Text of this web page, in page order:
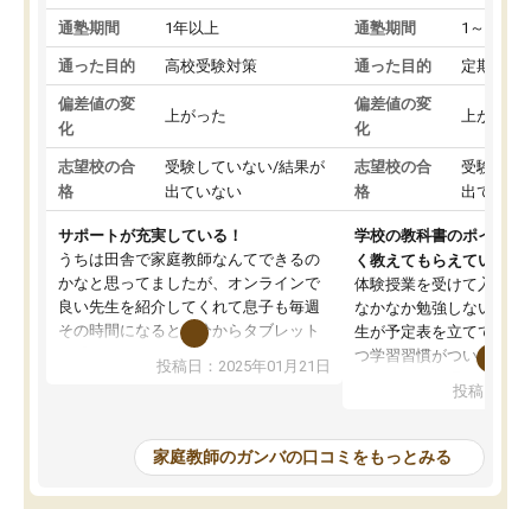
通塾期間 1年以上
通った目的 高校受験対策
偏差値の変
化
上がった
志望校の合
格
受験していない/結果が
出ていない
サポートが充実している！
うちは田舎で家庭教師なんてできるの
かなと思ってましたが、オンラインで
良い先生を紹介してくれて息子も毎週
その時間になると自分からタブレット
を開いてzoomを繋げるようになりまし
た！5科目なんでもOKなのもとても気
めて1年ほどだった今では平均点以上の
科目が増えてきました！あと1年受験ま
であるので無料の週末教室を使用しな
投稿日：2025年01月21日
通塾期間 1～3ヵ月
通った目的 定期テス
偏差値の変
化
上がった
志望校の合
格
受験して
出ていな
学校の教科書のポイント
く教えてもらえている
体験授業を受けて入塾し
なかなか勉強しない息子
生が予定表を立ててくれ
つ学習習慣がついてきま
指導が無い日も予定表
問できるのでとても助か
投稿日：
家庭教師のガンバの口コミをもっとみる